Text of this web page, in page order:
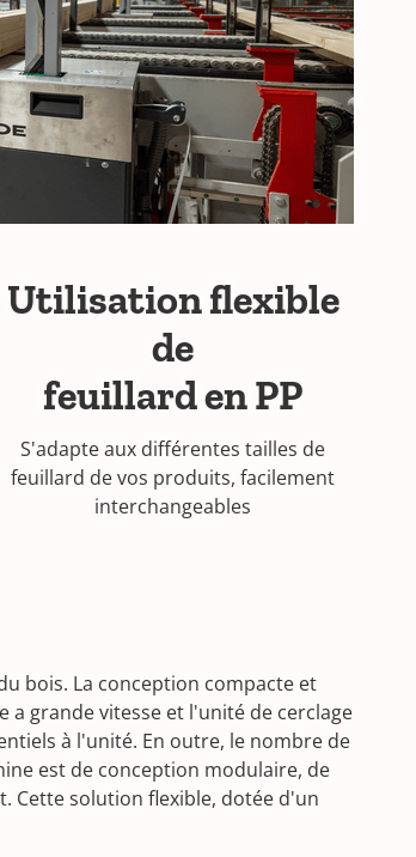
Utilisation flexible
de
feuillard en PP
S'adapte aux différentes tailles de
feuillard de vos produits, facilement
interchangeables
bois. La conception compacte et
grande vitesse et l'unité de cerclage
à l'unité. En outre, le nombre de
est de conception modulaire, de
Cette solution flexible, dotée d'un